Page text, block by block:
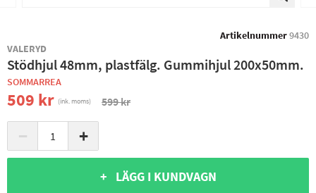
Artikelnummer9430
VALERYD
Stödhjul 48mm, plastfälg. Gummihjul 200x50mm.
SOMMARREA
509 kr (ink. moms) 599 kr
− +
+ LÄGG I KUNDVAGN